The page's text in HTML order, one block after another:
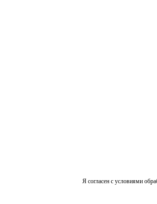
Я согласен с условиями